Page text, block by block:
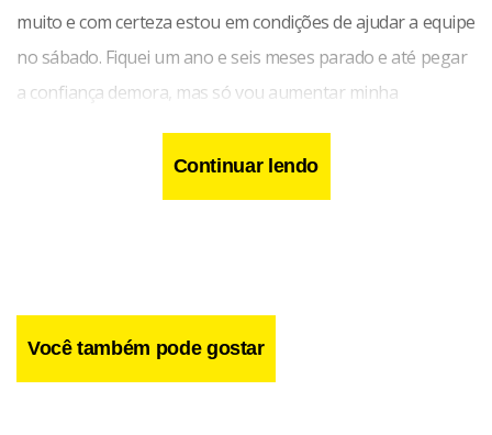
muito e com certeza estou em condições de ajudar a equipe
no sábado. Fiquei um ano e seis meses parado e até pegar
a confiança demora, mas só vou aumentar minha
confiança jogando”, declarou o jogador.
Continuar lendo
Você também pode gostar